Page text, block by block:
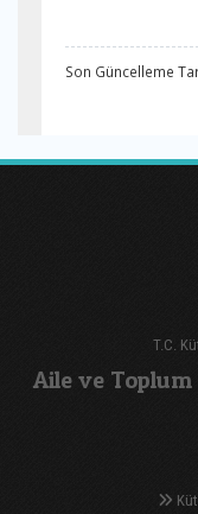
Son Güncelleme
T.C.
Aile ve